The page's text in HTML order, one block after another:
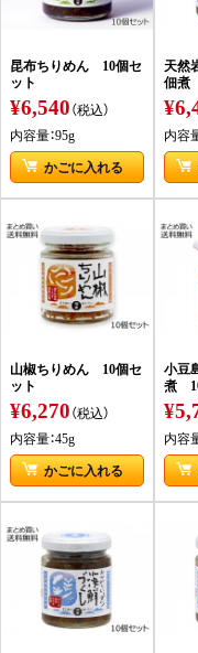
昆布ちりめん 10個セ
ット
¥6,540（税込）
内容量：95g
かごに入れる
天然
佃煮
内容
山椒ちりめん 10個セ
ット
¥6,270（税込）
内容量：45g
かごに入れる
小豆
煮
内容